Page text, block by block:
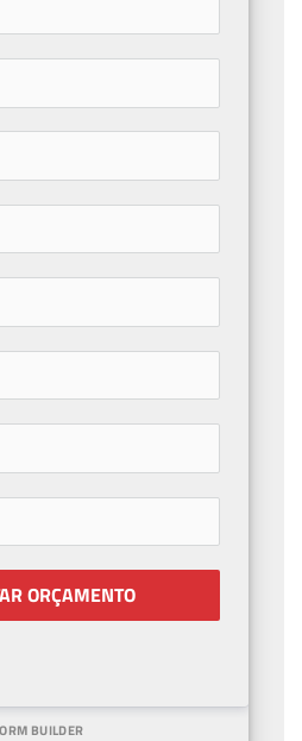
ORÇAMENTO
BUILDER